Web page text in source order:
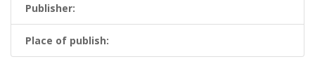
Publisher:
Place of publish: